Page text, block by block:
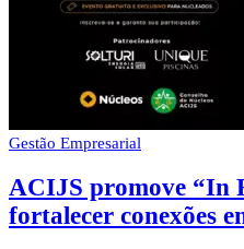
Gestão Empresarial
ACIJS promove “In
fortalecer conexões